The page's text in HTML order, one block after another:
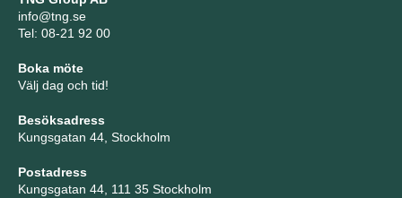
info@tng.se
Tel: 08-21 92 00
Boka möte
Välj dag och tid!
Besöksadress
Kungsgatan 44, Stockholm
Postadress
Kungsgatan 44, 111 35 Stockholm